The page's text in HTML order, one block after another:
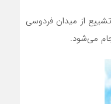
۱۱ صبح آیین تشییع از میدان فردوسی
می‌شود.